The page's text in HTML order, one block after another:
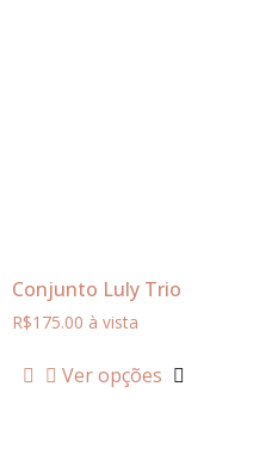
Conjunto Luly Trio
R$175.00 à vista
Ver opções